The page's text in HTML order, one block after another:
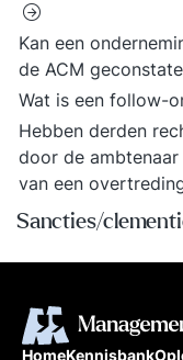
Kan een
de ACM
Wat is een follow-
Hebben derden
door de
van een
Sancties/
HomeKennisbank